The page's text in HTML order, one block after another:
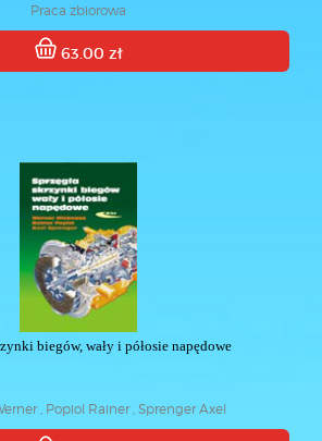
Praca zbiorowa
63.00 zł
biegów, wały i półosie napędowe
, Popiol Rainer , Sprenger Axel